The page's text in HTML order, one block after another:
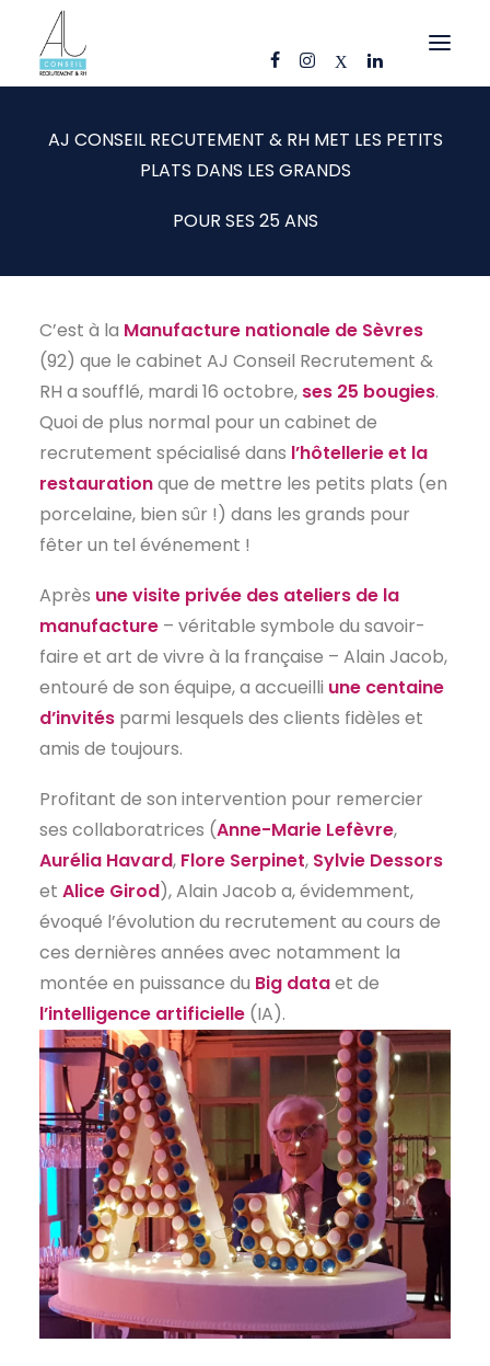
OFFRES D’EMPLOI
RÉFÉRENCES
ACTUS
CONTACT
FR
EN
AJ CONSEIL RECUTEMENT & RH MET LES PETITS
PLATS DANS LES GRANDS
POUR SES 25 ANS
C’est à la Manufacture nationale de Sèvres
(92) que le cabinet AJ Conseil Recrutement &
RH a soufflé, mardi 16 octobre, ses 25 bougies.
Quoi de plus normal pour un cabinet de
recrutement spécialisé dans l’hôtellerie et la
restaurationque de mettre les petits plats (en
porcelaine, bien sûr !) dans les grands pour
fêter un tel événement !
Après une visite privée des ateliers de la
manufacture – véritable symbole du savoir-
faire et art de vivre à la française – Alain Jacob,
entouré de son équipe, a accueilli une centaine
d’invités parmi lesquels des clients fidèles et
amis de toujours.
Profitant de son intervention pour remercier
ses collaboratrices (Anne-Marie Lefèvre,
Aurélia Havard, Flore Serpinet, Sylvie Dessors
et Alice Girod), Alain Jacob a, évidemment,
évoqué l’évolution du recrutement au cours de
ces dernières années avec notamment la
montée en puissance du Big dataet de
l’intelligence artificielle (IA).